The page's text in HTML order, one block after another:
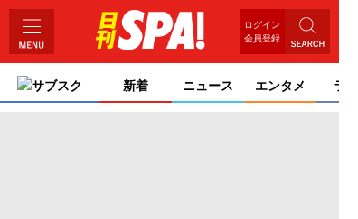
ログイン
会員登録
サブスク 新着 ニュース エンタメ ライ